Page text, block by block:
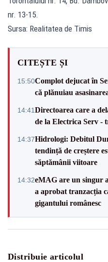
nr. 13-15.
Sursa: Realitatea de Timis
CITEȘTE ȘI
15:50Complot dejucat în
că plănuiau
14:41Directoarea care a
de la Electrica Serv -
14:37Hidrologi: Debitul
tendință de creștere
săptămânii viitoare
14:32eMAG are un singur
a aprobat tranzacția
gigantului românesc
Distribuie articolul